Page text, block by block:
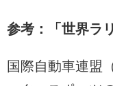
参考：「世界ラ
国際自動車連盟